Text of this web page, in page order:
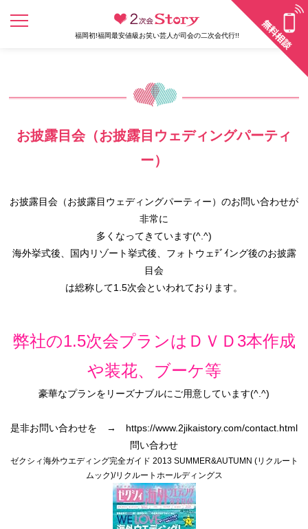
福岡初!福岡最安値級お笑い芸人が司会の二次会代行!!
お披露目会（お披露目ウェディングパーティ
ー）
お披露目会（お披露目ウェディングパーティー）のお問い合わせが
非常に
多くなってきています(^.^)
海外挙式後、国内リゾート挙式後、フォトウェﾃﾞｲング後のお披露
目会
は総称して1.5次会といわれております。
弊社の1.5次会プランはＤＶＤ3本作成
や装花、ブーケ等
豪華なプランをリーズナブルにご用意しています(^.^)
是非お問い合わせを → https://www.2jikaistory.com/contact.html
問い合わせ
ゼクシィ海外ウエディング完全ガイド 2013 SUMMER&AUTUMN (リクルート
ムック)/リクルートホールディングス